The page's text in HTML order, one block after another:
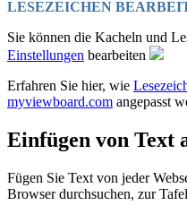
LESEZEICHEN
Sie können die Kacheln und
Einstellungen bearbeiten
Erfahren Sie hier, wie
myviewboard.com angepasst
Einfügen von Text
Fügen Sie Text von jeder
Browser durchsuchen, zur